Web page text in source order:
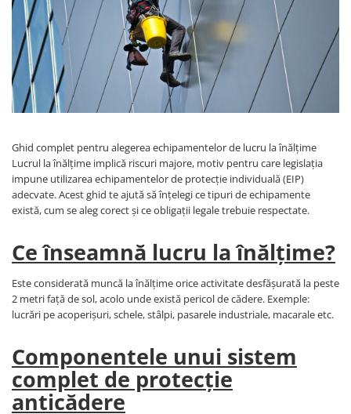
Costume | Combinezoane
Impermeabile
Pantaloni Impermeabili
Pelerine | Jachete Impermeabile
Imbracaminte TERMOIZOLANTĂ
Pantaloni Termoizolanti
Costume | Combinezoane
Termoizolante
Veste Termoizolante
Jachete reflectorizante (HI-VIS)
Pantaloni si salopete reflectorizante
(HI-VIS)
Costume reflectorizante (HI-VIS)
VIS)
Veste reflectorizante (HI-VIS)
Tricouri si bluze reflectorizante (HI-
Ghid complet pentru alegerea echipamentelor de lucru la înălțime
Lucrul la înălțime implică riscuri majore, motiv pentru care legislația
impune utilizarea echipamentelor de protecție individuală (EIP)
adecvate. Acest ghid te ajută să înțelegi ce tipuri de echipamente
există, cum se aleg corect și ce obligații legale trebuie respectate.
Ce înseamnă lucru la înălțime?
Este considerată muncă la înălțime orice activitate desfășurată la peste
2 metri față de sol, acolo unde există pericol de cădere. Exemple:
lucrări pe acoperișuri, schele, stâlpi, pasarele industriale, macarale etc.
Componentele unui sistem
complet de protecție
anticădere